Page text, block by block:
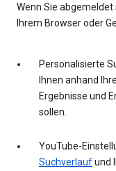
Wenn Sie
Ihrem Browser oder
Personalisierte
Ihnen anhand
Ergebnisse und
sollen.
YouTube-
Suchverlaufund